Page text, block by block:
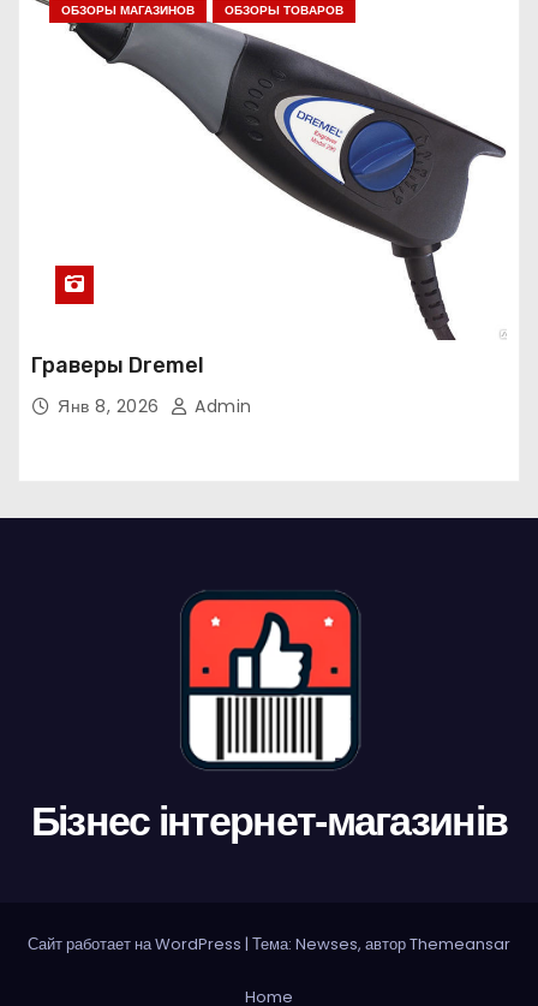
ОБЗОРЫ МАГАЗИНОВ ОБЗОРЫ ТОВАРОВ
Граверы Dremel
Янв 8, 2026 Admin
Бізнес інтернет-магазинів
Сайт работает на WordPress | Тема: Newses, авторThemeansar
Home